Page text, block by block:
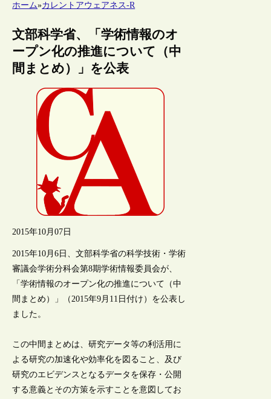
ホーム»カレントアウェアネス-R
文部科学省、「学術情報のオ
ープン化の推進について（中
間まとめ）」を公表
2015年10月07日
2015年10月6日、文部科学省の科学技術・学術
審議会学術分科会第8期学術情報委員会が、
「学術情報のオープン化の推進について（中
間まとめ）」（2015年9月11日付け）を公表し
ました。
この中間まとめは、研究データ等の利活用に
よる研究の加速化や効率化を図ること、及び
研究のエビデンスとなるデータを保存・公開
する意義とその方策を示すことを意図してお